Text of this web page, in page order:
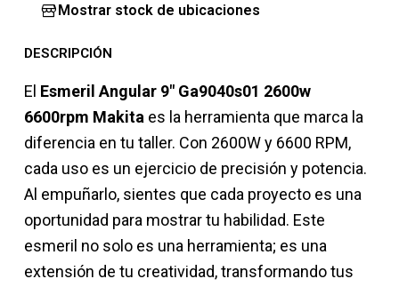
Mostrar stock de ubicaciones
DESCRIPCIÓN
El Esmeril Angular 9" Ga9040s01 2600w
6600rpm Makita es la herramienta que marca la
diferencia en tu taller. Con 2600W y 6600 RPM,
cada uso es un ejercicio de precisión y potencia.
Al empuñarlo, sientes que cada proyecto es una
oportunidad para mostrar tu habilidad. Este
esmeril no solo es una herramienta; es una
extensión de tu creatividad, transformando tus